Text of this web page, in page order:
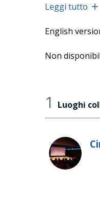
Leggi tutto
English
Non
1 Luoghi